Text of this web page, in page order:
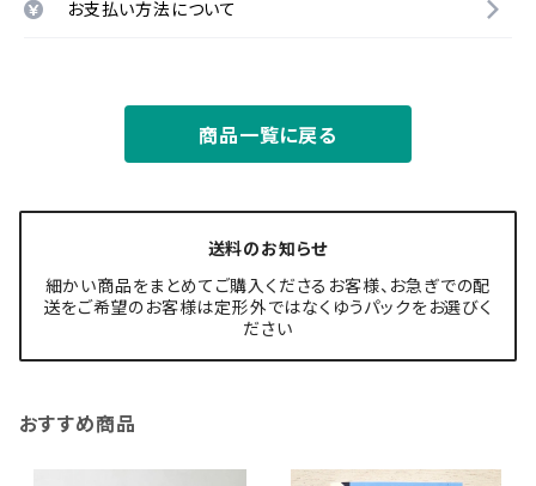
お支払い方法について
商品一覧に戻る
送料のお知らせ
細かい商品をまとめてご購入くださるお客様、お急ぎでの配
送をご希望のお客様は定形外ではなくゆうパックをお選びく
ださい
おすすめ商品